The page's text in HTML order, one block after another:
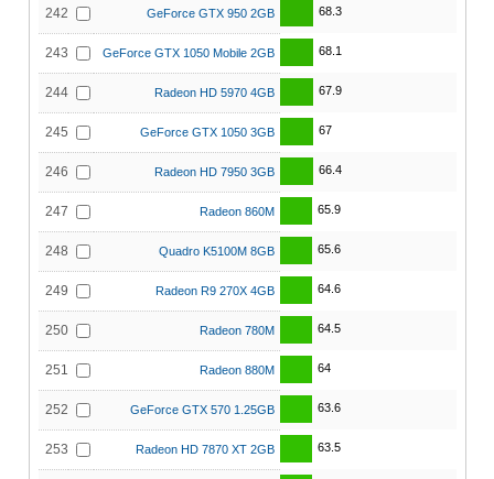
242 GeForce GTX 950 2GB 68.3
243 GeForce GTX 1050 Mobile 2GB 68.1
244 Radeon HD 5970 4GB 67.9
245 GeForce GTX 1050 3GB 67
246 Radeon HD 7950 3GB 66.4
247 Radeon 860M 65.9
248 Quadro K5100M 8GB 65.6
249 Radeon R9 270X 4GB 64.6
250 Radeon 780M 64.5
251 Radeon 880M 64
252 GeForce GTX 570 1.25GB 63.6
253 Radeon HD 7870 XT 2GB 63.5